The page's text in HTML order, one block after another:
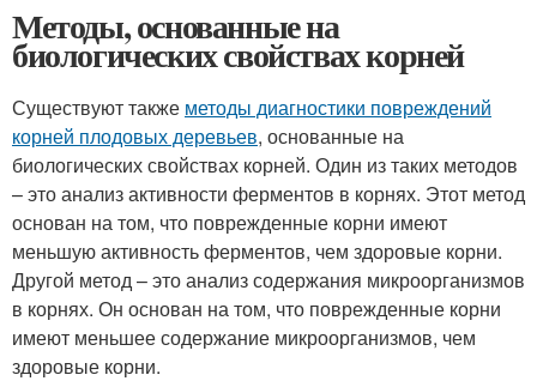
Методы, основанные на
биологических свойствах корней
Существуют также методы диагностики повреждений
корней плодовых деревьев, основанные на
биологических свойствах корней. Один из таких методов
– это анализ активности ферментов в корнях. Этот метод
основан на том, что поврежденные корни имеют
меньшую активность ферментов, чем здоровые корни.
Другой метод – это анализ содержания микроорганизмов
в корнях. Он основан на том, что поврежденные корни
имеют меньшее содержание микроорганизмов, чем
здоровые корни.